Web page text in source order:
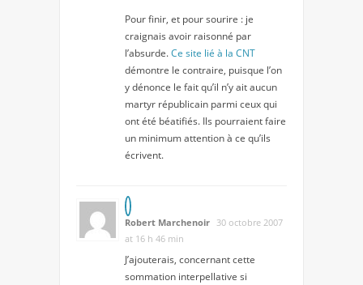
Pour finir, et pour sourire : je
craignais avoir raisonné par
l’absurde.Ce site lié à la CNT
démontre le contraire, puisque l’on
y dénonce le fait qu’il n’y ait aucun
martyr républicain parmi ceux qui
ont été béatifiés. Ils pourraient faire
un minimum attention à ce qu’ils
écrivent.
Robert Marchenoir 30 octobre 2007
at 16 h 46 min
J’ajouterais, concernant cette
sommation interpellative si